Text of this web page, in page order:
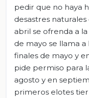
pedir que no haya
desastres
abril se ofrenda a
de mayo se llama a
finales de mayo y
pide permiso para
agosto y en
primeros elotes